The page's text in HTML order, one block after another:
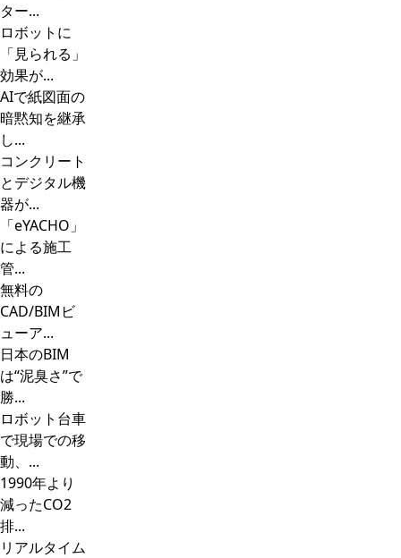
ター...
ロボットに
「見られる」
効果が...
AIで紙図面の
暗黙知を継承
し...
コンクリート
とデジタル機
器が...
「eYACHO」
による施工
管...
無料の
CAD/BIMビ
ューア...
日本のBIM
は“泥臭さ”で
勝...
ロボット台車
で現場での移
動、...
1990年より
減ったCO2
排...
リアルタイム